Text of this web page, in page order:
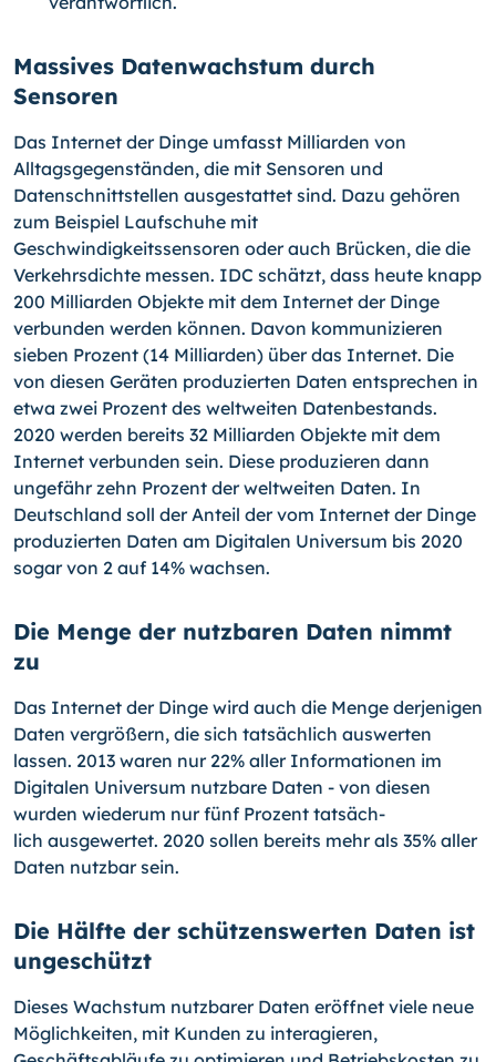
Massives Datenwachstum durch
Sensoren
Das Internet der Dinge umfasst Milliarden von
Alltagsgegenständen, die mit Sensoren und
Datenschnittstellen ausgestattet sind. Dazu gehören
zum Beispiel Laufschuhe mit
Geschwindigkeitssensoren oder auch Brücken, die die
Verkehrsdichte messen. IDC schätzt, dass heute knapp
200 Milliarden Objekte mit dem Internet der Dinge
verbun­den werden können. Davon kommunizieren
sieben Prozent (14 Milliarden) über das In­ternet. Die
von diesen Geräten produzierten Daten entsprechen in
etwa zwei Prozent des weltweiten Datenbestands.
2020 werden bereits 32 Milliarden Objekte mit dem
Internet verbunden sein. Diese produzieren dann
ungefähr zehn Prozent der weltwei­ten Daten. In
Deutschland soll der Anteil der vom Internet der Dinge
produzierten Da­ten am Digitalen Universum bis 2020
sogar von 2 auf 14% wachsen.
Die Menge der nutzbaren Daten nimmt
zu
Das Internet der Dinge wird auch die Menge derjenigen
Daten vergrößern, die sich tatsächlich auswerten
lassen. 2013 waren nur 22% aller Informationen im
Digitalen Universum nutzbare Daten - von diesen
wurden wiederum nur fünf Prozent tatsäch­
lich ausgewertet. 2020 sollen bereits mehr als 35% aller
Daten nutzbar sein.
Die Hälfte der schützenswerten Daten ist
ungeschützt
Dieses Wachstum nutzbarer Daten eröffnet viele neue
Möglichkeiten, mit Kunden zu interagieren,